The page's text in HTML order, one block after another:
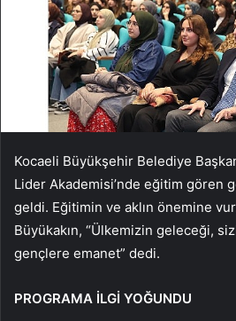
Kocaeli Büyükşehir Belediye
Lider Akademisi’nde eğitim gören
geldi. Eğitimin ve aklın önemine
Büyükakın, “Ülkemizin geleceği,
gençlere emanet” dedi.
PROGRAMA İLGİ YOĞUNDU